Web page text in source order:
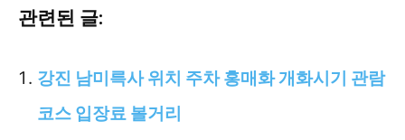
관련된 글:
강진 남미륵사 위치 주차 홍매화 개화시기 관람
코스 입장료 볼거리